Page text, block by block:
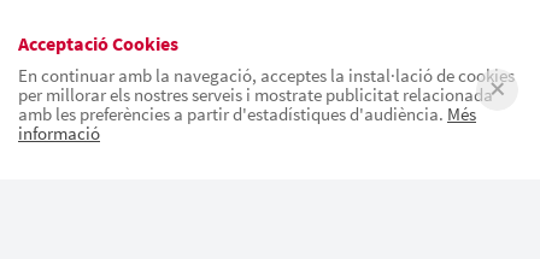
Acceptació Cookies
En continuar amb la navegació, acceptes la instal·lació de cookies
per millorar els nostres serveis i mostrate publicitat relacionada
amb les preferències a partir d'estadístiques d'audiència. Més
informació